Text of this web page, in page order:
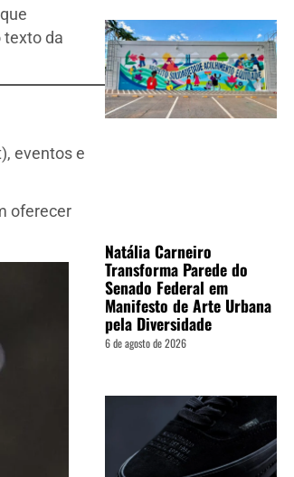
texto da
eventos e
oferecer
Natália Carneiro
Transforma Parede do
Senado Federal em
Manifesto de Arte Urbana
pela Diversidade
6 de agosto de 2026